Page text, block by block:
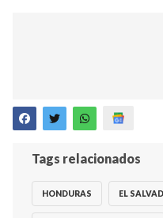
Tags relacionados
HONDURAS EL